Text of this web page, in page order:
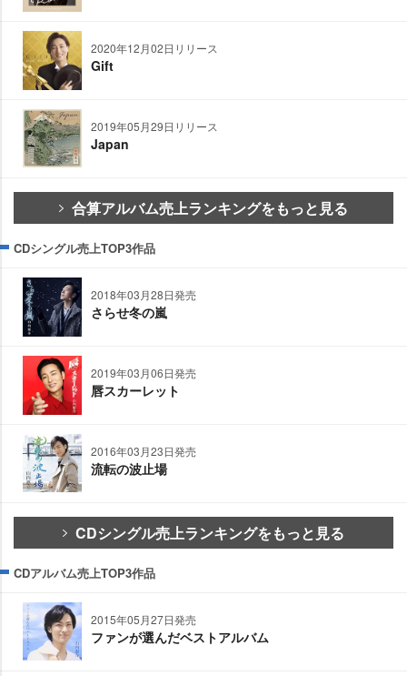
2020年12月02日リリース
Gift
2019年05月29日リリース
Japan
合算アルバム売上ランキングをもっと見る
CDシングル売上TOP3作品
2018年03月28日発売
さらせ冬の嵐
2019年03月06日発売
唇スカーレット
2016年03月23日発売
流転の波止場
CDシングル売上ランキングをもっと見る
CDアルバム売上TOP3作品
2015年05月27日発売
ファンが選んだベストアルバム